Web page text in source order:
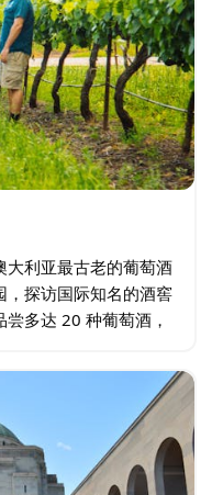
大利亚最古老的葡萄酒
，探访国际知名的酒窖
多达 20 种葡萄酒，